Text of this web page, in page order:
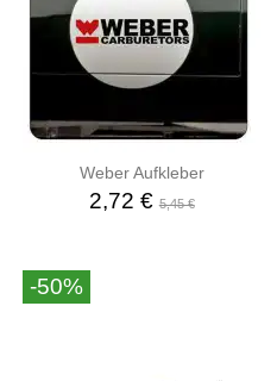
Weber Aufkleber
2,72 €5,45 €
-50%